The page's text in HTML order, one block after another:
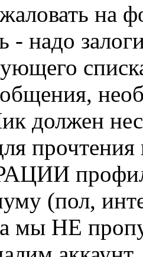
на
- надо
должен
профиль
(пол,
мы НЕ